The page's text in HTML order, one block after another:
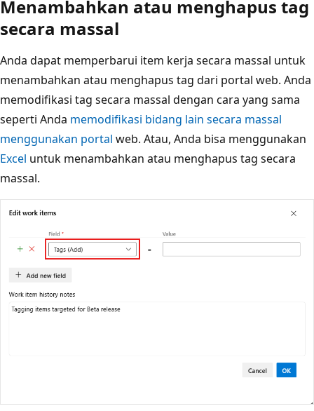
Menambahkan atau menghapus tag
secara massal
Anda dapat memperbarui item kerja secara massal untuk
menambahkan atau menghapus tag dari portal web. Anda
memodifikasi tag secara massal dengan cara yang sama
seperti Anda memodifikasi bidang lain secara massal
menggunakan portal web. Atau, Anda bisa menggunakan
Excel untuk menambahkan atau menghapus tag secara
massal.